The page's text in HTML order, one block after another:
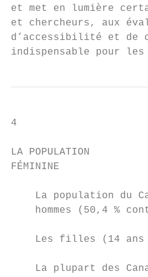
et met en lumière
et chercheurs, aux
d’accessibilité et de
indispensable pour
4
LA POPULATION
FÉMININE
La population du
hommes (50,4 %
Les filles (14
La plupart des